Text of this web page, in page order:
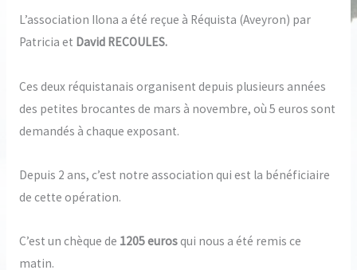
L’association Ilona a été reçue à Réquista (Aveyron) par
Patricia et David RECOULES.
Ces deux réquistanais organisent depuis plusieurs années
des petites brocantes de mars à novembre, où 5 euros sont
demandés à chaque exposant.
Depuis 2 ans, c’est notre association qui est la bénéficiaire
de cette opération.
C’est un chèque de 1205 eurosqui nous a été remis ce
matin.
CHEQUE